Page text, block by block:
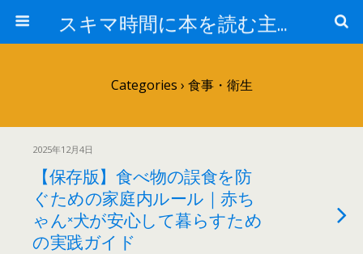
スキマ時間に本を読む主婦のつぶやき
Categories › 食事・衛生
2025年12月4日
【保存版】食べ物の誤食を防
ぐための家庭内ルール｜赤ち
ゃん×犬が安心して暮らすため
の実践ガイド